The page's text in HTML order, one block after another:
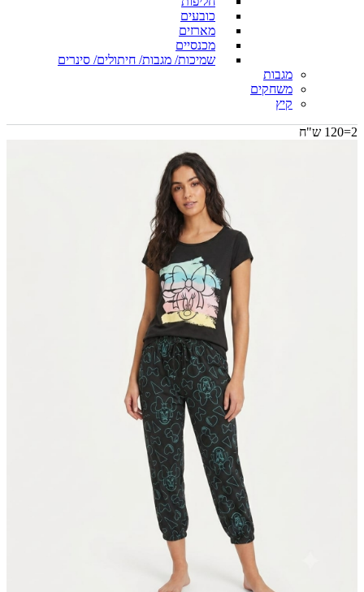
כובעים
מארזים
מכנסיים
שמיכות/ מגבות/ חיתולים/ סינרים
מגבות
משחקים
קיץ
2=120 ש"ח